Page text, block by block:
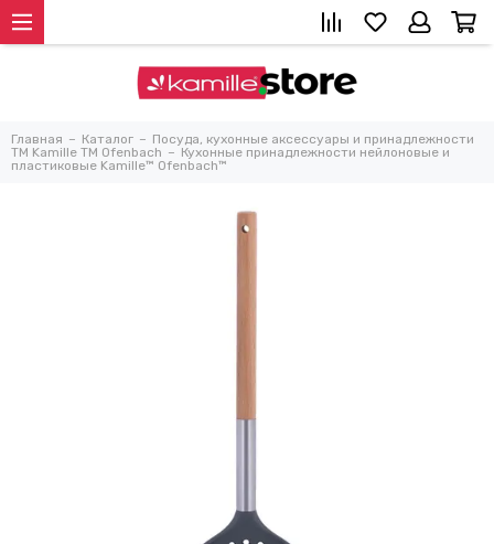
Главная Каталог
Посуда, кухонные аксессуары и принадлежности
TM Kamille TM Ofenbach
Кухонные принадлежности нейлоновые и
пластиковые Kamille™ Ofenbach™